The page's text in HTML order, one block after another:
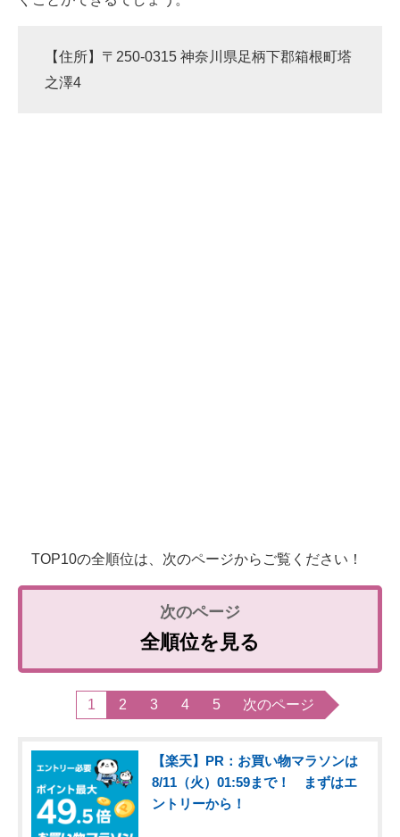
【住所】〒250-0315 神奈川県足柄下郡箱根町塔
之澤4
TOP10の全順位は、次のページからご覧ください！
全順位を見る
1 2 3 4 5 次のページ
【楽天】PR：お買い物マラソンは
8/11（火）01:59まで！ まずはエ
ントリーから！